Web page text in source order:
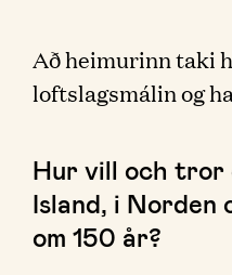
Að heimurinn taki
loftslagsmálin og
Hur vill och tror
Island, i Norden
om 150 år?